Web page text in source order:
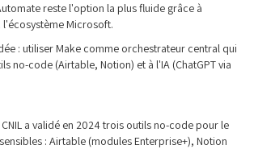
reste l'option la plus fluide grâce à
Microsoft.
: utiliser Make comme orchestrateur central qui
no-code (Airtable, Notion) et à l'IA (ChatGPT via
CNIL a validé en 2024 trois outils no-code pour le
: Airtable (modules Enterprise+), Notion